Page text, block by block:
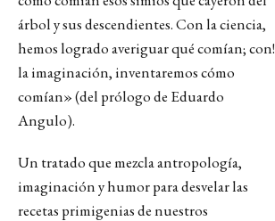
árbol y sus descendientes. Con la ciencia,
hemos logrado averiguar qué comían; con!
la imaginación, inventaremos cómo
comían» (del prólogo de Eduardo
Angulo).
Un tratado que mezcla antropología,
imaginación y humor para desvelar las
recetas primigenias de nuestros